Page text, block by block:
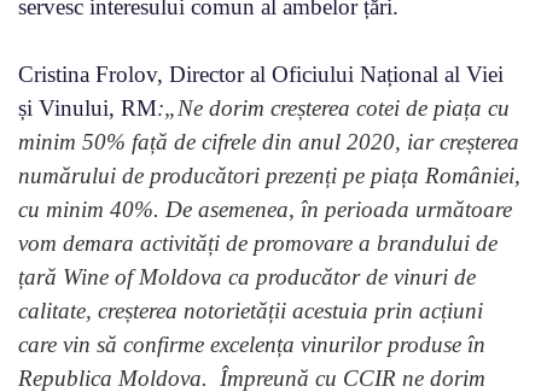
servesc interesului comun al ambelor țări.
Cristina Frolov, Director al Oficiului Național al Viei
și Vinului, RM:„Ne dorim creșterea cotei de piața cu
minim 50% față de cifrele din anul 2020, iar creșterea
numărului de producători prezenți pe piața României,
cu minim 40%. De asemenea, în perioada următoare
vom demara activități de promovare a brandului de
țară Wine of Moldova ca producător de vinuri de
calitate, creșterea notorietății acestuia prin acțiuni
care vin să confirme excelența vinurilor produse în
Republica Moldova. Împreună cu CCIR ne dorim